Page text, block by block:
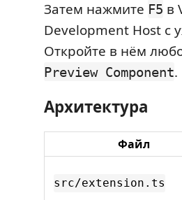
Затем нажмите F5 в
Development Host с
Откройте в нём
Preview Component.
Архитектура
Файл
src/extension.ts